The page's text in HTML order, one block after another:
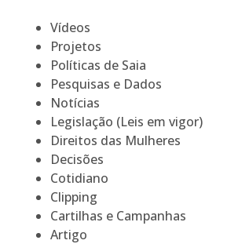
Vídeos
Projetos
Políticas de Saia
Pesquisas e Dados
Notícias
Legislação (Leis em vigor)
Direitos das Mulheres
Decisões
Cotidiano
Clipping
Cartilhas e Campanhas
Artigo